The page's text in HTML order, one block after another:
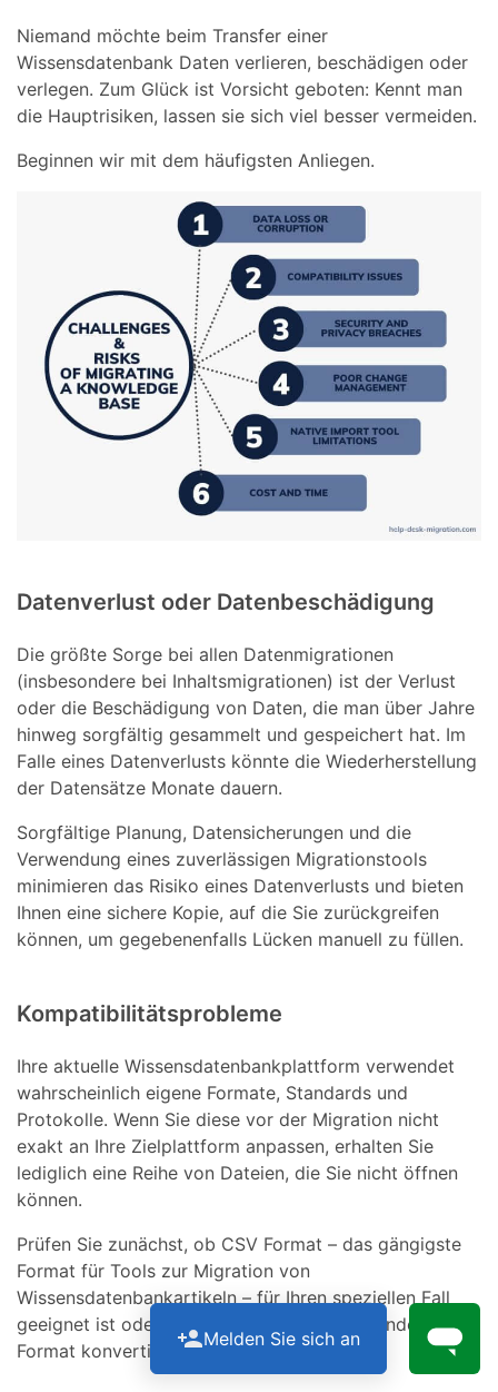
Niemand möchte beim Transfer einer
Wissensdatenbank Daten verlieren, beschädigen oder
verlegen. Zum Glück ist Vorsicht geboten: Kennt man
die Hauptrisiken, lassen sie sich viel besser vermeiden.
Beginnen wir mit dem häufigsten Anliegen.
Datenverlust oder Datenbeschädigung
Die größte Sorge bei allen Datenmigrationen
(insbesondere bei Inhaltsmigrationen) ist der Verlust
oder die Beschädigung von Daten, die man über Jahre
hinweg sorgfältig gesammelt und gespeichert hat. Im
Falle eines Datenverlusts könnte die Wiederherstellung
der Datensätze Monate dauern.
Sorgfältige Planung, Datensicherungen und die
Verwendung eines zuverlässigen Migrationstools
minimieren das Risiko eines Datenverlusts und bieten
Ihnen eine sichere Kopie, auf die Sie zurückgreifen
können, um gegebenenfalls Lücken manuell zu füllen.
Kompatibilitätsprobleme
Ihre aktuelle Wissensdatenbankplattform verwendet
wahrscheinlich eigene Formate, Standards und
Protokolle. Wenn Sie diese vor der Migration nicht
exakt an Ihre Zielplattform anpassen, erhalten Sie
lediglich eine Reihe von Dateien, die Sie nicht öffnen
können.
Prüfen Sie zunächst, ob CSV Format – das gängigste
Format für Tools zur Migration von
Wissensdatenbankartikeln – für Ihren speziellen Fall
geeignet ist oder ob Sie die Dateien in ein anderes
Format konvertieren müssen.
Melden Sie sich an